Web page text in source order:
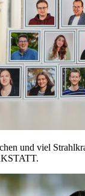
und viel